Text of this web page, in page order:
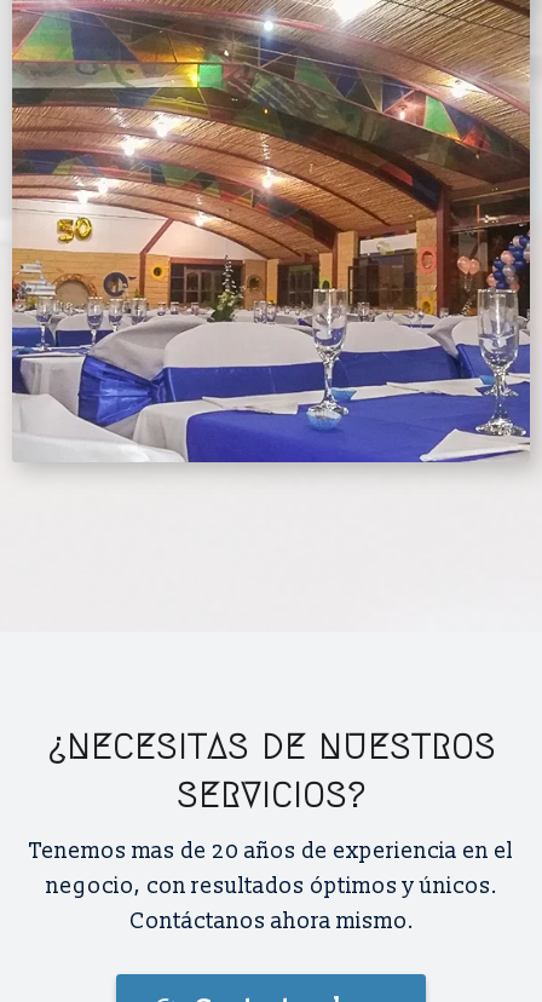
¿NECESITAS DE NUESTROS
SERVICIOS?
Tenemos mas de 20 años de experiencia en el
negocio, con resultados óptimos y únicos.
Contáctanos ahora mismo.